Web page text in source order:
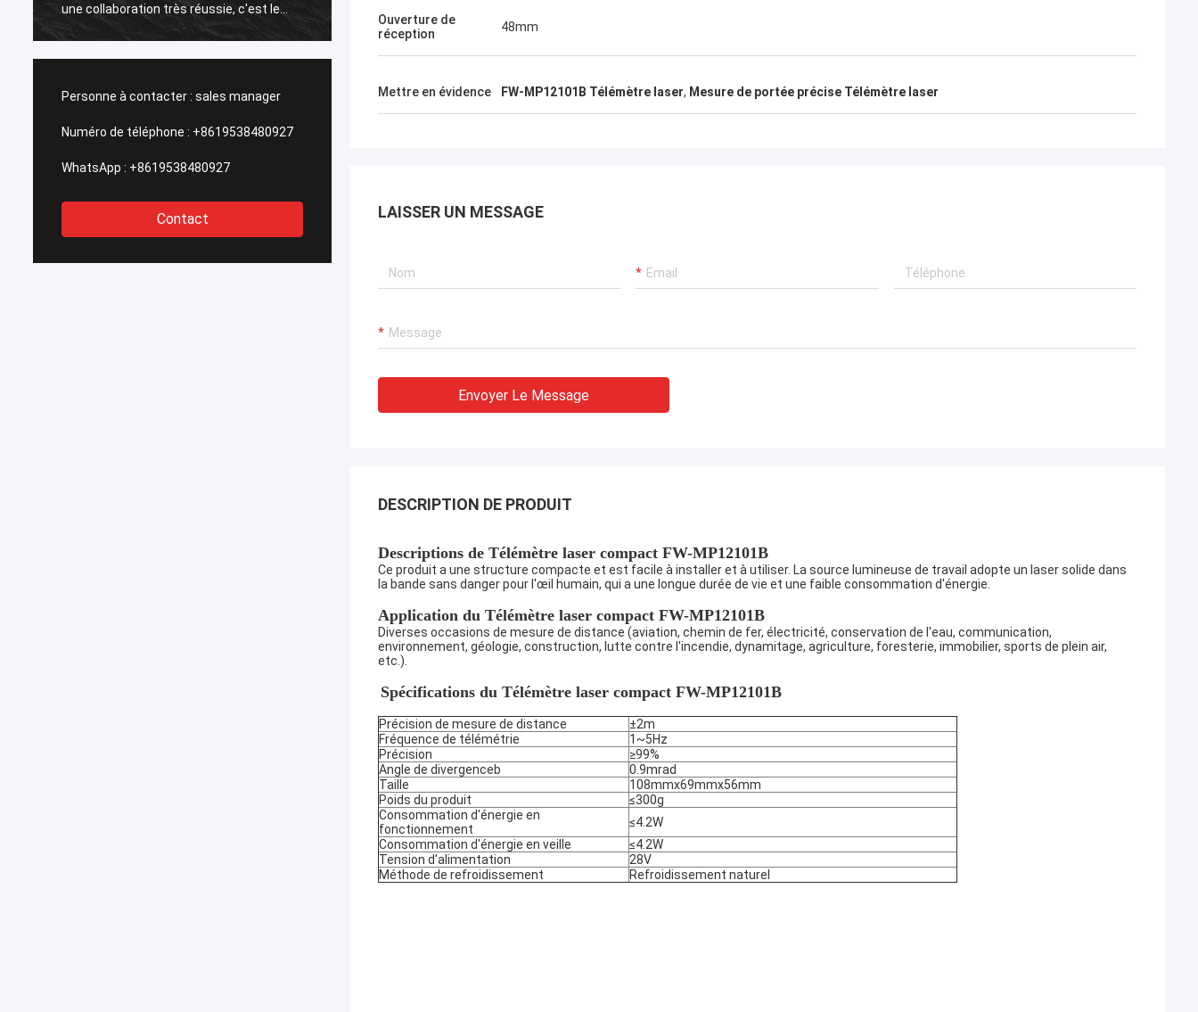
une collaboration très réussie, c'est le
résultat de nos efforts communs.
répandre la bonne nouvelle de Xixian
Personne à contacter : sales manager
Numéro de téléphone : +8619538480927
WhatsApp : +8619538480927
Contact
Ouverture de
réception
48mm
Mettre en évidence FW-MP12101B Télémètre laser, Mesure de portée précise Télémètre laser
LAISSER UN MESSAGE
Envoyer Le Message
DESCRIPTION DE PRODUIT
Descriptions de Télémètre laser compact FW-MP12101B
Ce produit a une structure compacte et est facile à installer et à utiliser. La source lumineuse de travail adopte un laser solide dans
la bande sans danger pour l'œil humain, qui a une longue durée de vie et une faible consommation d'énergie.
Application du Télémètre laser compact FW-MP12101B
Diverses occasions de mesure de distance (aviation, chemin de fer, électricité, conservation de l'eau, communication,
environnement, géologie, construction, lutte contre l'incendie, dynamitage, agriculture, foresterie, immobilier, sports de plein air,
etc.).
Spécifications du Télémètre laser compact FW-MP12101B
Précision de mesure de distance
±2m
Fréquence de télémétrie
1~5Hz
Précision
≥99%
Angle de divergenceb
0.9mrad
Taille
108mmx69mmx56mm
Poids du produit
≤300g
Consommation d'énergie en
fonctionnement
≤4.2W
Consommation d'énergie en veille
≤4.2W
Tension d'alimentation
28V
Méthode de refroidissement
Refroidissement naturel